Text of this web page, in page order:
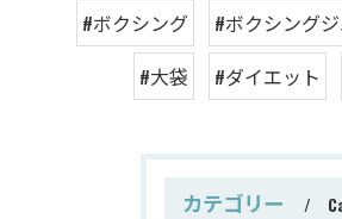
#ボクシング #ボクシング
#大袋
#ダイエット
カテゴリー